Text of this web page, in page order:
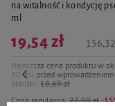
na witalność i kondycję
ml
Cena regularna:22,99 zł -
19,54 zł
Najniższa cena produktu w
30 dni przed wprowadzeniem
obniżki: 18,69 zł